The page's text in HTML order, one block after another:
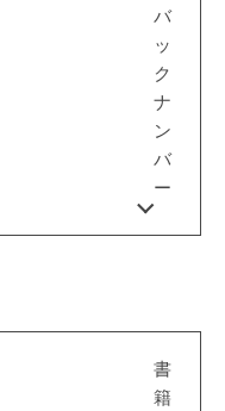
バ
ッ
ク
ナ
ン
バ
ー
書
籍